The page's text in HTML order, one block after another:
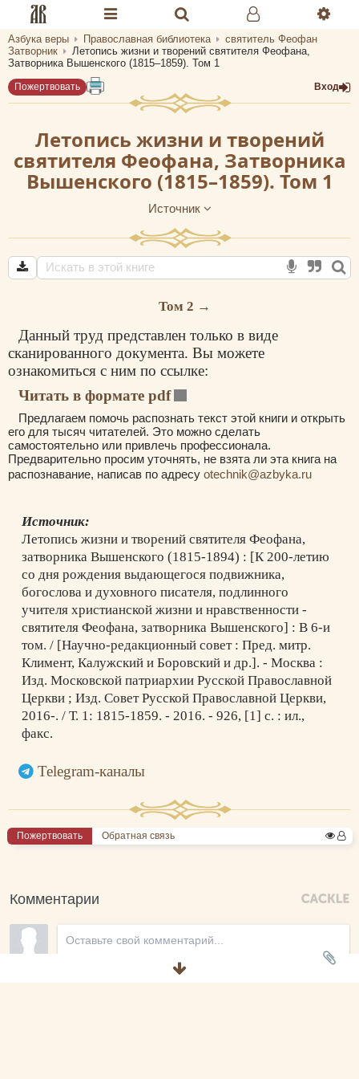
Разделы портала «Азбука веры»
Главная
Библиотеки
Календарь
Проверь себя
Семья и здоровье
Азбука веры Православная библиотека
святитель Феофан
Затворник
Летопись жизни и творений святителя Феофана,
Затворника Вышенского (1815–1859). Том 1
Пожертвовать Вход
Летопись жизни и творений
святителя Феофана, Затворника
Вышенского (1815–1859). Том 1
Источник
Том 2 →
Данный труд представлен только в виде
сканированного документа. Вы можете
ознакомиться с ним по ссылке:
Читать в формате pdf
Предлагаем помочь распознать текст этой книги и открыть
его для тысяч читателей. Это можно сделать
самостоятельно или привлечь профессионала.
Предварительно просим уточнять, не взята ли эта книга на
распознавание, написав по адресу otechnik@azbyka.ru
Источник:
Летопись жизни и творений святителя Феофана,
затворника Вышенского (1815-1894) : [К 200-летию
со дня рождения выдающегося подвижника,
богослова и духовного писателя, подлинного
учителя христианской жизни и нравственности -
святителя Феофана, затворника Вышенского] : В 6-и
том. / [Научно-редакционный совет : Пред. митр.
Климент, Калужский и Боровский и др.]. - Москва :
Изд. Московской патриархии Русской Православной
Церкви ; Изд. Совет Русской Православной Церкви,
2016-. / Т. 1: 1815-1859. - 2016. - 926, [1] c. : ил.,
факс.
Telegram-каналы
Пожертвовать Обратная связь
Комментарии